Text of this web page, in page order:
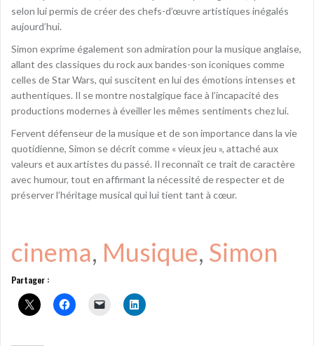
selon lui permis de créer des chefs-d’œuvre artistiques inégalés
aujourd’hui.
Simon exprime également son admiration pour la musique anglaise,
allant des classiques du rock aux bandes-son iconiques comme
celles de Star Wars, qui suscitent en lui des émotions intenses et
authentiques. Il se montre nostalgique face à l’incapacité des
productions modernes à éveiller les mêmes sentiments chez lui.
Fervent défenseur de la musique et de son importance dans la vie
quotidienne, Simon se décrit comme « vieux jeu », attaché aux
valeurs et aux artistes du passé. Il reconnaît ce trait de caractère
avec humour, tout en affirmant la nécessité de respecter et de
préserver l’héritage musical qui lui tient tant à cœur.
cinema, Musique, Simon
Partager :